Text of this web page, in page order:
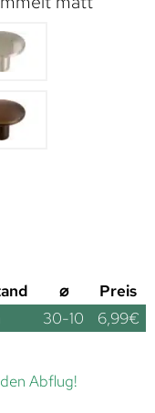
⌀
Preis
30-10 6,99€
Abflug!